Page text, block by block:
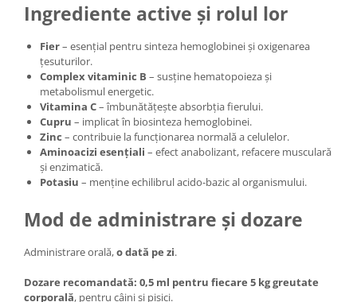
Ingrediente active și rolul lor
Fier– esențial pentru sinteza hemoglobinei și oxigenarea
țesuturilor.
Complex vitaminic B – susține hematopoieza și
metabolismul energetic.
Vitamina C– îmbunătățește absorbția fierului.
Cupru – implicat în biosinteza hemoglobinei.
Zinc – contribuie la funcționarea normală a celulelor.
Aminoacizi esențiali – efect anabolizant, refacere musculară
și enzimatică.
Potasiu – menține echilibrul acido-bazic al organismului.
Mod de administrare și dozare
Administrare orală,o dată pe zi.
Dozare recomandată: 0,5 ml pentru fiecare 5 kg greutate
corporală, pentru câini și pisici.